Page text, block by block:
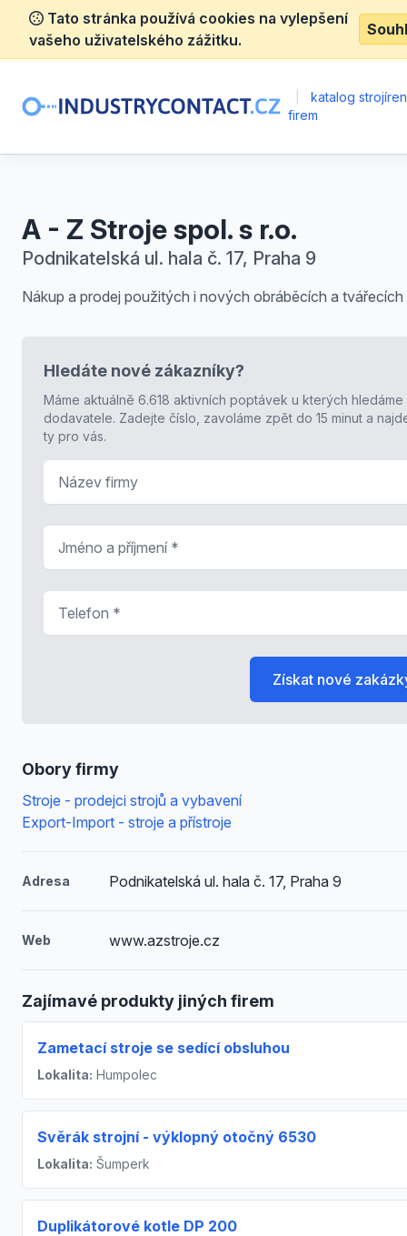
Tato stránka používá cookies na vylepšení
vašeho uživatelského zážitku.
katalog
firem
A - Z Stroje spol. s r.o.
Podnikatelská ul. hala č. 17, Praha 9
Nákup a prodej použitých i nových obráběcích a tvářecích
Obory firmy
Stroje - prodejci strojů a vybavení
Export-Import - stroje a přístroje
Adresa Podnikatelská ul. hala č. 17, Praha 9
Web www.azstroje.cz
Zajímavé produkty jiných firem
Zametací stroje se sedící obsluhou
Lokalita: Humpolec
Svěrák strojní - výklopný otočný 6530
Lokalita: Šumperk
Duplikátorové kotle DP 200
Hledáte nové zákazníky?
Máme aktuálně 6.618 aktivních poptávek u kterých hledáme
dodavatele. Zadejte číslo, zavoláme zpět do 15 minut a
ty pro vás.
Získat nové